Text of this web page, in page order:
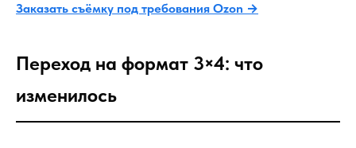
Заказать съёмку под требования Ozon →
Переход на формат 3×4: что
изменилось